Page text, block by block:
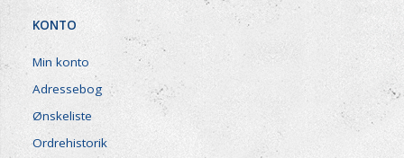
KONTO
Min konto
Adressebog
Ønskeliste
Ordrehistorik